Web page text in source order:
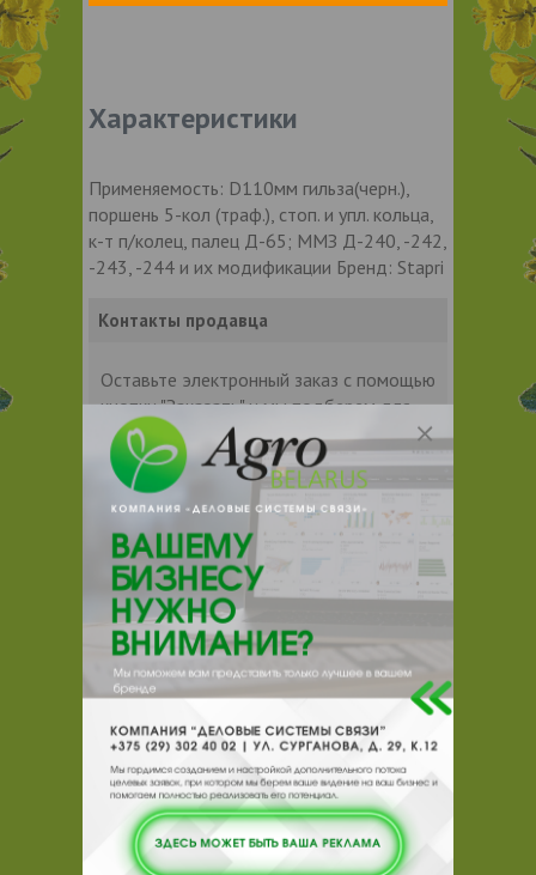
Характеристики
Применяемость: D110мм гильза(черн.),
поршень 5-кол (траф.), стоп. и упл. кольца,
к-т п/колец, палец Д-65; ММЗ Д-240, -242,
-243, -244 и их модификации Бренд: Stapri
Контакты продавца
Оставьте электронный заказ с помощью
кнопки "Заказать" и мы подберем для
Вас подходящую компанию
поставщика.